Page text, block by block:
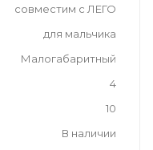
совместим с ЛЕГО
для мальчика
Малогабаритный
4
10
В наличии